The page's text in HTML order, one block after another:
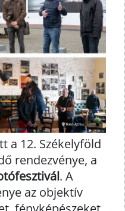
a 12. Székelyföld
rendezvénye, a
. A
az objektív